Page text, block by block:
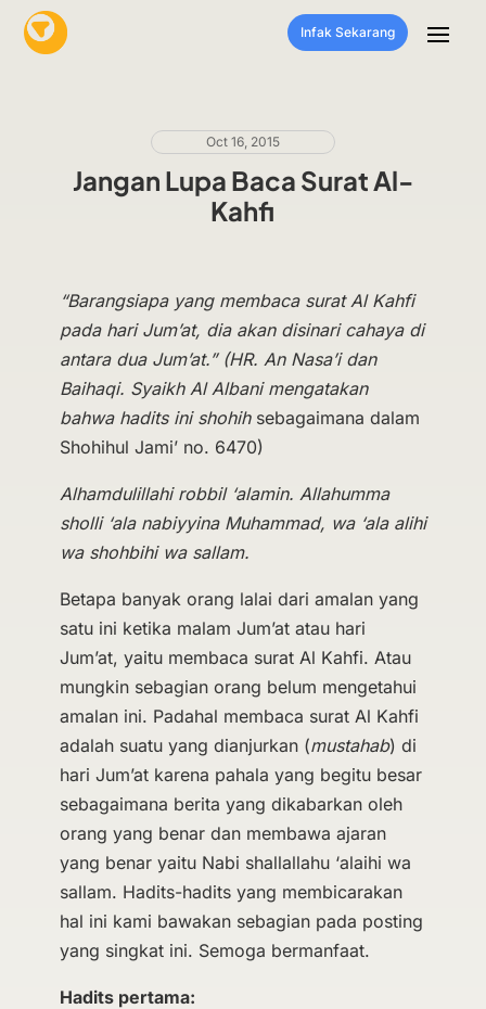
Infak Sekarang
Oct 16, 2015
Jangan Lupa Baca Surat Al-
Kahfi
“Barangsiapa yang membaca surat Al Kahfi
pada hari Jum’at, dia akan disinari cahaya di
antara dua Jum’at.” (HR. An Nasa’i dan
Baihaqi. Syaikh Al Albani mengatakan
bahwa hadits ini shohihsebagaimana dalam
Shohihul Jami’ no. 6470)
Alhamdulillahi robbil ‘alamin. Allahumma
sholli ‘ala nabiyyina Muhammad, wa ‘ala alihi
wa shohbihi wa sallam.
Betapa banyak orang lalai dari amalan yang
satu ini ketika malam Jum’at atau hari
Jum’at, yaitu membaca surat Al Kahfi. Atau
mungkin sebagian orang belum mengetahui
amalan ini. Padahal membaca surat Al Kahfi
adalah suatu yang dianjurkan (mustahab) di
hari Jum’at karena pahala yang begitu besar
sebagaimana berita yang dikabarkan oleh
orang yang benar dan membawa ajaran
yang benar yaitu Nabi shallallahu ‘alaihi wa
sallam. Hadits-hadits yang membicarakan
hal ini kami bawakan sebagian pada posting
yang singkat ini. Semoga bermanfaat.
Hadits pertama: